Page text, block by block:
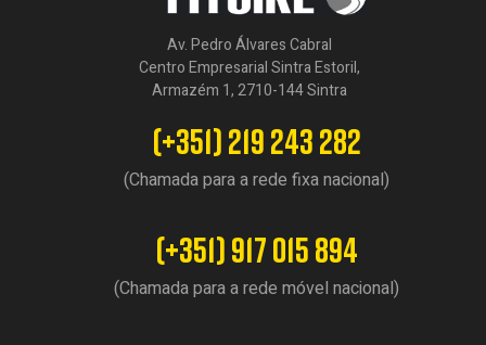
Av. Pedro Álvares Cabral
Centro Empresarial Sintra Estoril,
Armazém 1, 2710-144 Sintra
(+351) 219 243 282
(Chamada para a rede fixa nacional)
(+351) 917 015 894
(Chamada para a rede móvel nacional)